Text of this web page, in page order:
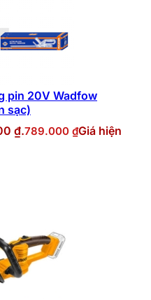
pin 20V Wadfow
sạc)
₫.789.000 ₫Giá hiện